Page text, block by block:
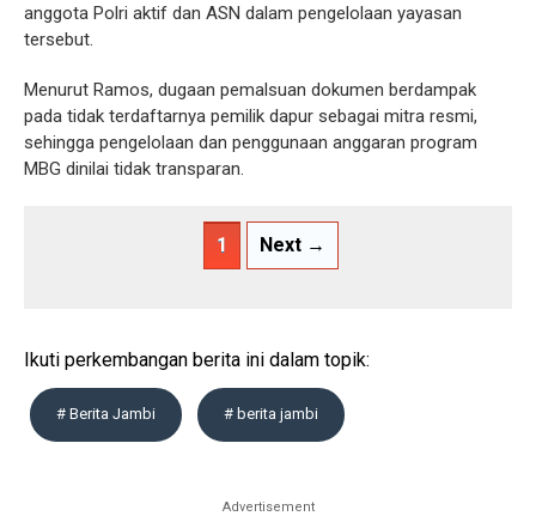
anggota Polri aktif dan ASN dalam pengelolaan yayasan
tersebut.
Menurut Ramos, dugaan pemalsuan dokumen berdampak
pada tidak terdaftarnya pemilik dapur sebagai mitra resmi,
sehingga pengelolaan dan penggunaan anggaran program
MBG dinilai tidak transparan.
1 Next →
Ikuti perkembangan berita ini dalam topik:
# Berita Jambi # berita jambi
Advertisement